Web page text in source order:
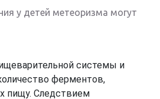
у детей метеоризма могут
системы и
ферментов,
пищу. Следствием